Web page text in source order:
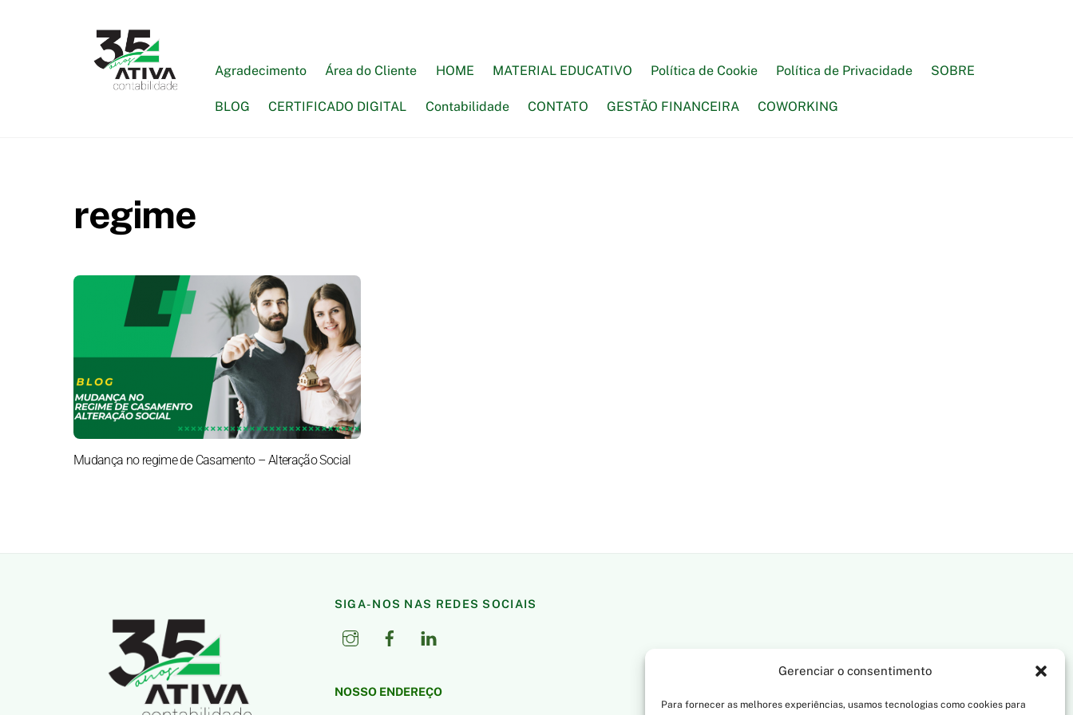
Gerenciar o consentimento
Para fornecer as melhores experiências, usamos tecnologias como cookies para
Agradecimento
Área do Cliente HOME MATERIAL EDUCATIVO Política de Cookie Política de Privacidade SOBRE
BLOG CERTIFICADO DIGITAL Contabilidade CONTATO GESTÃO FINANCEIRA COWORKING
regime
Mudança no regime de Casamento – Alteração Social
SIGA-NOS NAS REDES SOCIAIS
NOSSO ENDEREÇO